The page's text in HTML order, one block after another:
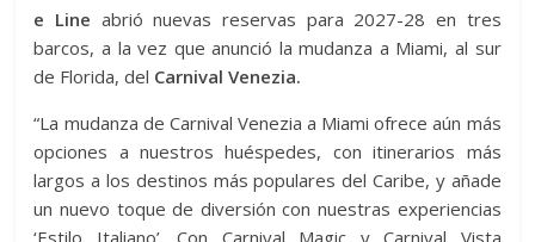
e Line abrió nuevas reservas para 2027-28 en tres
barcos, a la vez que anunció la mudanza a Miami, al sur
de Florida, del Carnival Venezia.
“La mudanza de Carnival Venezia a Miami ofrece aún más
opciones a nuestros huéspedes, con itinerarios más
largos a los destinos más populares del Caribe, y añade
un nuevo toque de diversión con nuestras experiencias
‘Estilo Italiano’. Con Carnival Magic y Carnival Vista